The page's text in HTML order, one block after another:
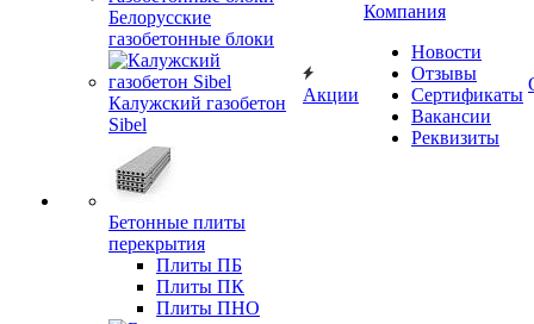
Белорусские
газобетонные блоки
Калужский газобетон
Sibel
Бетонные плиты
перекрытия
Плиты ПБ
Плиты ПК
Плиты ПНО
Акции
Компания
Новости
Отзывы
Сертификаты
Вакансии
Реквизиты